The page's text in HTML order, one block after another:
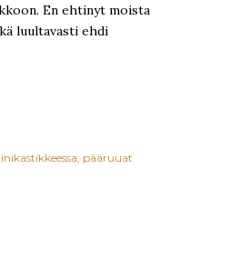
En ehtinyt moista
luultavasti ehdi
pääruuat